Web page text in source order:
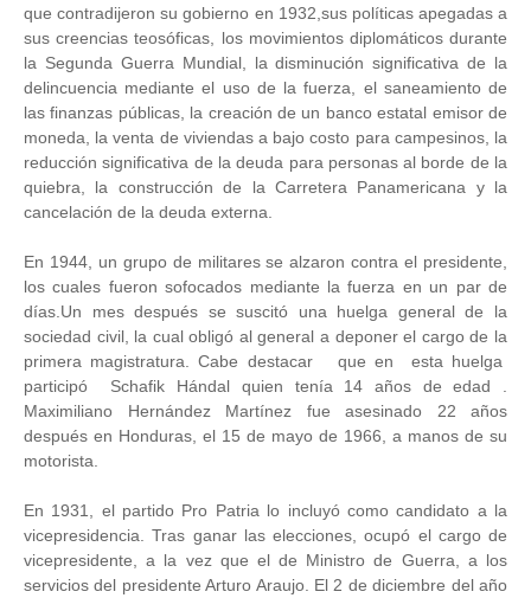
que contradijeron su gobierno en 1932,sus políticas apegadas a
sus creencias teosóficas, los movimientos diplomáticos durante
la Segunda Guerra Mundial, la disminución significativa de la
delincuencia mediante el uso de la fuerza, el saneamiento de
las finanzas públicas, la creación de un banco estatal emisor de
moneda, la venta de viviendas a bajo costo para campesinos, la
reducción significativa de la deuda para personas al borde de la
quiebra, la construcción de la Carretera Panamericana y la
cancelación de la deuda externa.
En 1944, un grupo de militares se alzaron contra el presidente,
los cuales fueron sofocados mediante la fuerza en un par de
días.Un mes después se suscitó una huelga general de la
sociedad civil, la cual obligó al general a deponer el cargo de la
primera magistratura. Cabe destacar que en esta huelga
participó Schafik Hándal quien tenía 14 años de edad .
Maximiliano Hernández Martínez fue asesinado 22 años
después en Honduras, el 15 de mayo de 1966, a manos de su
motorista.
En 1931, el partido Pro Patria lo incluyó como candidato a la
vicepresidencia. Tras ganar las elecciones, ocupó el cargo de
vicepresidente, a la vez que el de Ministro de Guerra, a los
servicios del presidente Arturo Araujo. El 2 de diciembre del año